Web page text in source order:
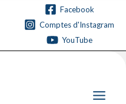
Facebook
Comptes d'Instagram
YouTube